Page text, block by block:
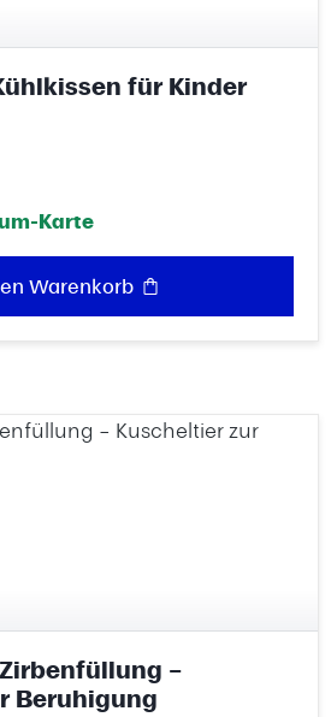
für Kinder
Karte
Warenkorb
–
Beruhigung